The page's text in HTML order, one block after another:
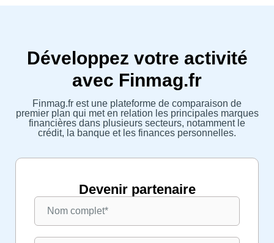
Développez votre activité
avec Finmag.fr
Finmag.fr est une plateforme de comparaison de
premier plan qui met en relation les principales marques
financières dans plusieurs secteurs, notamment le
crédit, la banque et les finances personnelles.
Devenir partenaire